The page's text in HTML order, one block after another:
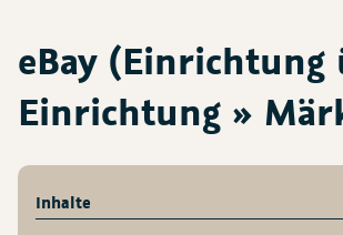
eBay (Einrichtung
Einrichtung »
Inhalte